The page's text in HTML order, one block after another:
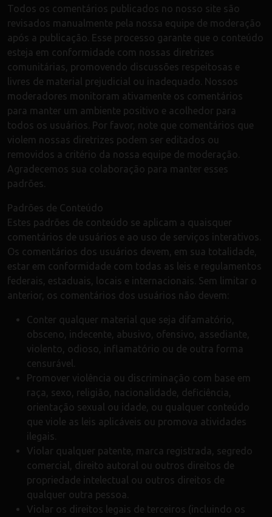
Todos os comentários publicados no nosso site são
revisados manualmente pela nossa equipe de moderação
após a publicação. Esse processo garante que o conteúdo
esteja em conformidade com nossas diretrizes
comunitárias, promovendo discussões respeitosas e
livres de material prejudicial ou inadequado. Nossos
moderadores monitoram ativamente os comentários
para manter um ambiente positivo e acolhedor para
todos os usuários. Por favor, note que comentários que
violem nossas diretrizes podem ser editados ou
removidos a critério da nossa equipe de moderação.
Agradecemos sua colaboração para manter esses
padrões.
Padrões de Conteúdo
Estes padrões de conteúdo se aplicam a quaisquer
comentários de usuários e ao uso de serviços interativos.
Os comentários dos usuários devem, em sua totalidade,
estar em conformidade com todas as leis e regulamentos
federais, estaduais, locais e internacionais. Sem limitar o
anterior, os comentários dos usuários não devem:
Conter qualquer material que seja difamatório,
obsceno, indecente, abusivo, ofensivo, assediante,
violento, odioso, inflamatório ou de outra forma
censurável.
Promover violência ou discriminação com base em
raça, sexo, religião, nacionalidade, deficiência,
orientação sexual ou idade, ou qualquer conteúdo
que viole as leis aplicáveis ou promova atividades
ilegais.
Violar qualquer patente, marca registrada, segredo
comercial, direito autoral ou outros direitos de
propriedade intelectual ou outros direitos de
qualquer outra pessoa.
Violar os direitos legais de terceiros (incluindo os